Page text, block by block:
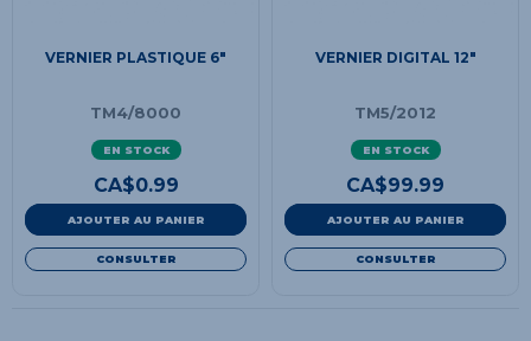
VERNIER PLASTIQUE 6"
TM4/8000
EN STOCK
CA$0.99
AJOUTER AU PANIER
CONSULTER
VERNIER DIGITAL 12"
TM5/2012
EN STOCK
CA$99.99
AJOUTER AU PANIER
CONSULTER